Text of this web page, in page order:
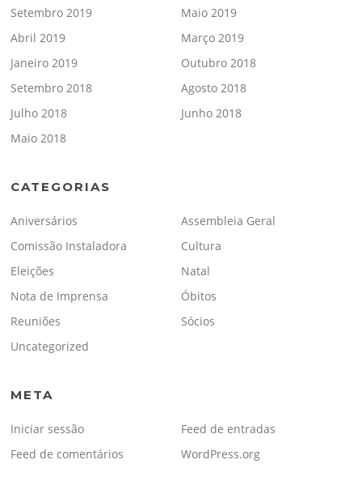
Setembro 2019
Maio 2019
Abril 2019
Março 2019
Janeiro 2019
Outubro 2018
Setembro 2018
Agosto 2018
Julho 2018
Junho 2018
Maio 2018
CATEGORIAS
Aniversários
Assembleia Geral
Comissão Instaladora
Cultura
Eleições
Natal
Nota de Imprensa
Óbitos
Reuniões
Sócios
Uncategorized
META
Iniciar sessão
Feed de entradas
Feed de comentários
WordPress.org